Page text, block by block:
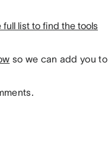
list to find the tools
so we can add you to